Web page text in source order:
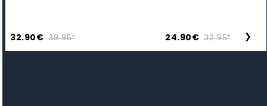
32.90€ 39.95* 24.90€ 32.95* ❯